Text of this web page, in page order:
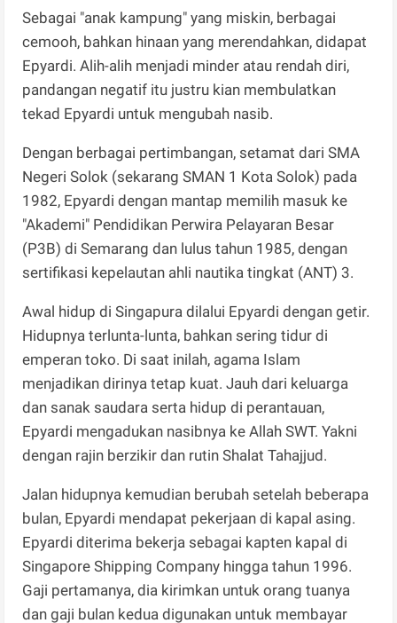
Sebagai "anak kampung" yang miskin, berbagai
cemooh, bahkan hinaan yang merendahkan, didapat
Epyardi. Alih-alih menjadi minder atau rendah diri,
pandangan negatif itu justru kian membulatkan
tekad Epyardi untuk mengubah nasib.
Dengan berbagai pertimbangan, setamat dari SMA
Negeri Solok (sekarang SMAN 1 Kota Solok) pada
1982, Epyardi dengan mantap memilih masuk ke
"Akademi" Pendidikan Perwira Pelayaran Besar
(P3B) di Semarang dan lulus tahun 1985, dengan
sertifikasi kepelautan ahli nautika tingkat (ANT) 3.
Awal hidup di Singapura dilalui Epyardi dengan getir.
Hidupnya terlunta-lunta, bahkan sering tidur di
emperan toko. Di saat inilah, agama Islam
menjadikan dirinya tetap kuat. Jauh dari keluarga
dan sanak saudara serta hidup di perantauan,
Epyardi mengadukan nasibnya ke Allah SWT. Yakni
dengan rajin berzikir dan rutin Shalat Tahajjud.
Jalan hidupnya kemudian berubah setelah beberapa
bulan, Epyardi mendapat pekerjaan di kapal asing.
Epyardi diterima bekerja sebagai kapten kapal di
Singapore Shipping Company hingga tahun 1996.
Gaji pertamanya, dia kirimkan untuk orang tuanya
dan gaji bulan kedua digunakan untuk membayar